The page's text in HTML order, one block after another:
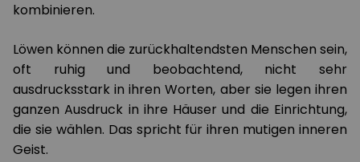
kombinieren.
Löwen können die zurückhaltendsten Menschen sein,
oft ruhig und beobachtend, nicht sehr
ausdrucksstark in ihren Worten, aber sie legen ihren
ganzen Ausdruck in ihre Häuser und die Einrichtung,
die sie wählen. Das spricht für ihren mutigen inneren
Geist.